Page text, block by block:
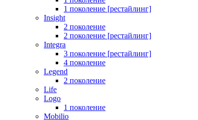
1 поколение [рестайлинг]
Insight
2 поколение
2 поколение [рестайлинг]
Integra
3 поколение [рестайлинг]
4 поколение
Legend
2 поколение
Life
Logo
1 поколение
Mobilio